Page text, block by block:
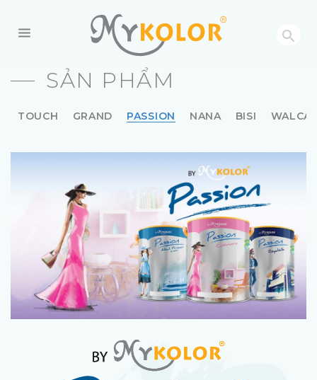
MYKOLOR
SẢN PHẨM
TOUCH GRAND PASSION NANA BISI